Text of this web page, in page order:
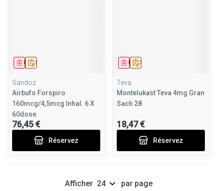
Sur prescription
Médicament
Sandoz
Airbufo Forspiro
160mcg/4,5mcg Inhal. 6 X
60dose
76,45 €
Réservez
Sur prescription
Médicament
Teva
Montelukast Teva 4mg Gran
Sach 28
18,47 €
Réservez
Afficher par page